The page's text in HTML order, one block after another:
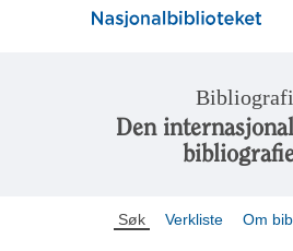
Bibliografi
Den
Søk Verkliste Om